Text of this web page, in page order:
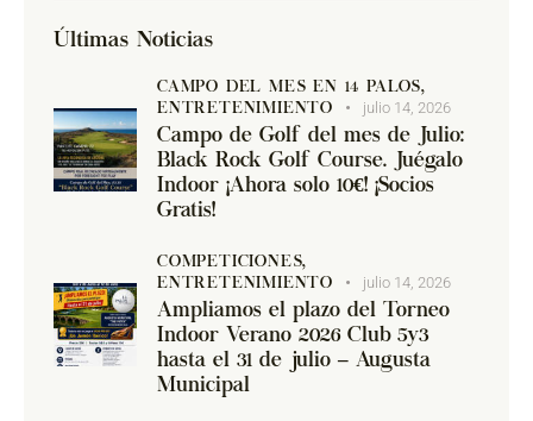
Últimas Noticias
CAMPO DEL MES EN 14 PALOS,
ENTRETENIMIENTO
julio 14, 2026
Campo de Golf del mes de Julio:
Black Rock Golf Course. Juégalo
Indoor ¡Ahora solo 10€! ¡Socios
Gratis!
COMPETICIONES,
ENTRETENIMIENTO
julio 14, 2026
Ampliamos el plazo del Torneo
Indoor Verano 2026 Club 5y3
hasta el 31 de julio – Augusta
Municipal